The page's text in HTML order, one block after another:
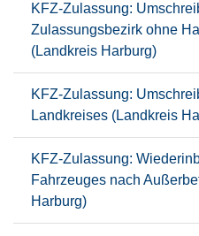
KFZ-Zulassung:
Zulassungsbezirk ohne
(Landkreis Harburg)
KFZ-Zulassung:
Landkreises (Landkreis
KFZ-Zulassung:
Fahrzeuges nach
Harburg)